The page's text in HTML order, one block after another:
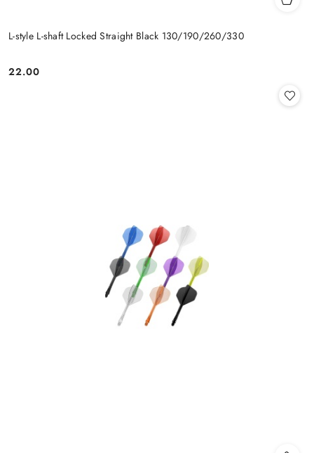
L-style L-shaft Locked Straight Black 130/190/260/330
Cena:
22.00